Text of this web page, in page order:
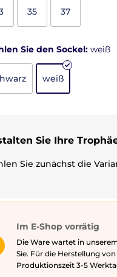
35 37
Sie den Sockel: weiß
weiß
Sie Ihre
Sie zunächst die
Im E-Shop vorrätig
Die Ware wartet in
Sie. Für die Herstellung
Produktionszeit 3-5